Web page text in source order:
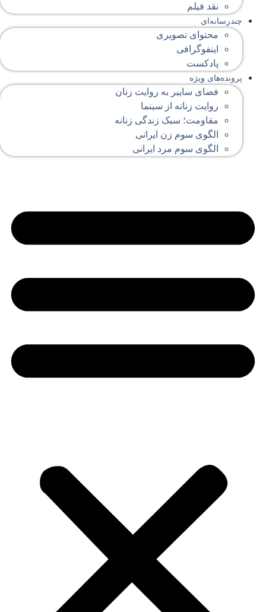
نقد فیلم
چندرسانه‌ای
محتوای تصویری
اینفوگرافی
پادکست
پرونده‌های ویژه
فضای سایبر به روایت زنان
روایت زنانه از سینما
مقاومت؛ سبک زندگی زنانه
الگوی سوم زن ایرانی
الگوی سوم مرد ایرانی